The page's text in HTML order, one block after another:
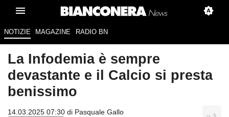
NOTIZIE MAGAZINE RADIO BN
La Infodemia è sempre
devastante e il Calcio si presta
benissimo
14.03.2025 07:30 di Pasquale Gallo